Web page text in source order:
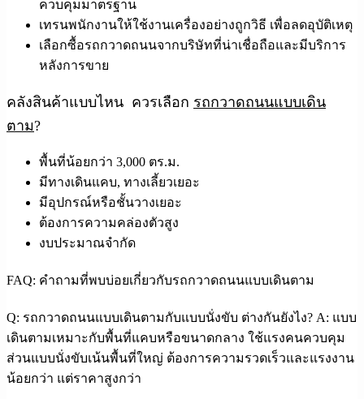
ควบคุมมาตรฐาน
เทรนพนักงานให้ใช้งานเครื่องอย่างถูกวิธี เพื่อลดอุบัติเหตุ
เลือกซื้อรถกวาดถนนจากบริษัทที่น่าเชื่อถือและมีบริการ
หลังการขาย
คลังสินค้าแบบไหน ควรเลือก รถกวาดถนนแบบเดิน
ตาม?
พื้นที่น้อยกว่า 3,000 ตร.ม.
มีทางเดินแคบ, ทางเลี้ยวเยอะ
มีอุปกรณ์หรือชั้นวางเยอะ
ต้องการความคล่องตัวสูง
งบประมาณจำกัด
FAQ: คำถามที่พบบ่อยเกี่ยวกับรถกวาดถนนแบบเดินตาม
Q: รถกวาดถนนแบบเดินตามกับแบบนั่งขับ ต่างกันยังไง? A: แบบ
เดินตามเหมาะกับพื้นที่แคบหรือขนาดกลาง ใช้แรงคนควบคุม
ส่วนแบบนั่งขับเน้นพื้นที่ใหญ่ ต้องการความรวดเร็วและแรงงาน
น้อยกว่า แต่ราคาสูงกว่า